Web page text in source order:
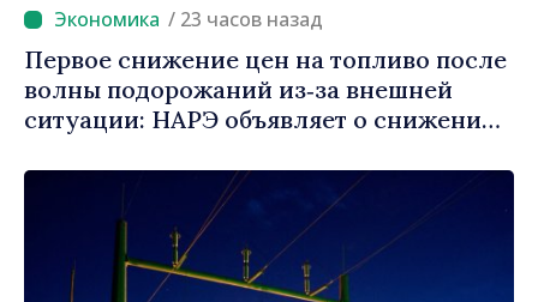
/ 23 часов назад
Первое снижение цен на топливо после
волны подорожаний из‑за внешней
ситуации: НАРЭ объявляет о снижении